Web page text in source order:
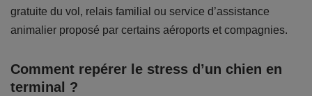
gratuite du vol, relais familial ou service d’assistance
animalier proposé par certains aéroports et compagnies.
Comment repérer le stress d’un chien en
terminal ?